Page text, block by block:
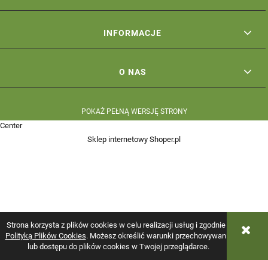
Strona korzysta z plików cookies w celu realizacji usług i zgodnie z
Polityką Plików Cookies. Możesz określić warunki przechowywania
lub dostępu do plików cookies w Twojej przeglądarce.
INFORMACJE
O NAS
POKAŻ PEŁNĄ WERSJĘ STRONY
Center
Sklep internetowy Shoper.pl